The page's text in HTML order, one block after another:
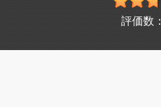
評価数：